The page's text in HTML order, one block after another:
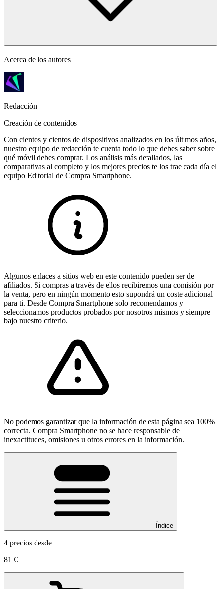
Acerca de los autores
Redacción
Creación de contenidos
Con cientos y cientos de dispositivos analizados en los últimos años,
nuestro equipo de redacción te cuenta todo lo que debes saber sobre
qué móvil debes comprar. Los análisis más detallados, las
comparativas al completo y los mejores precios te los trae cada día el
equipo Editorial de Compra Smartphone.
Algunos enlaces a sitios web en este contenido pueden ser de
afiliados. Si compras a través de ellos recibiremos una comisión por
la venta, pero en ningún momento esto supondrá un coste adicional
para ti. Desde Compra Smartphone solo recomendamos y
seleccionamos productos probados por nosotros mismos y siempre
bajo nuestro criterio.
No podemos garantizar que la información de esta página sea 100%
correcta. Compra Smartphone no se hace responsable de
inexactitudes, omisiones u otros errores en la información.
Índice
4 precios desde
81 €